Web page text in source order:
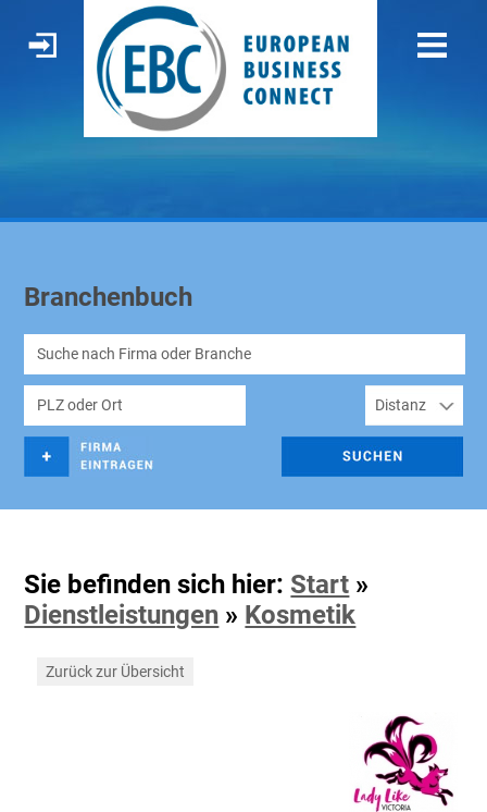
Branchenbuch
Sie befinden sich hier: Start »
Dienstleistungen » Kosmetik
Zurück zur Übersicht